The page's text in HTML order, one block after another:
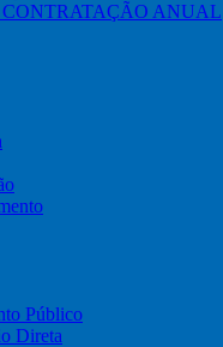
ANUAL
Público
Direta